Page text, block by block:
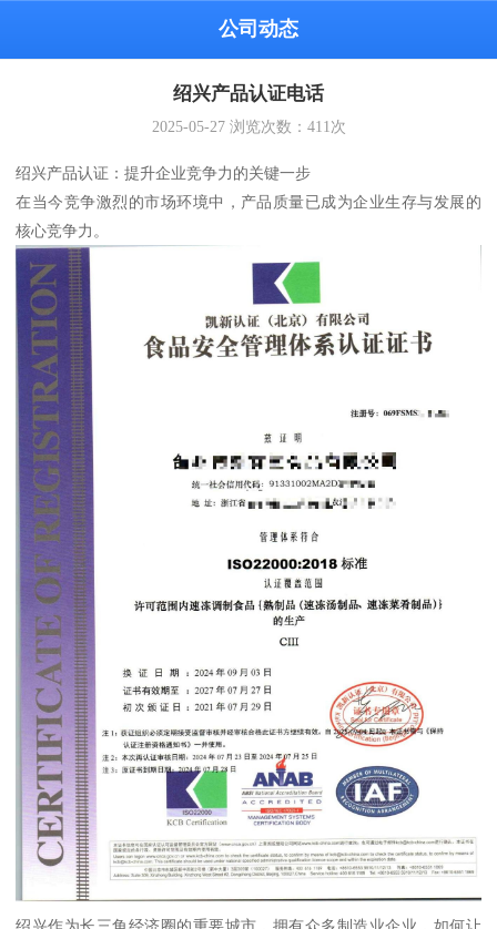
公司动态
绍兴产品认证电话
2025-05-27浏览次数： 411次
绍兴产品认证：提升企业竞争力的关键一步
在当今竞争激烈的市场环境中，产品质量已成为企业生存与发展的
核心竞争力。